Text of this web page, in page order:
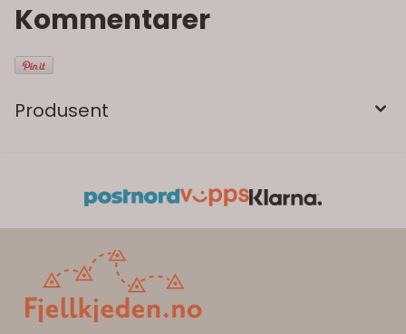
Kommentarer
Produsent